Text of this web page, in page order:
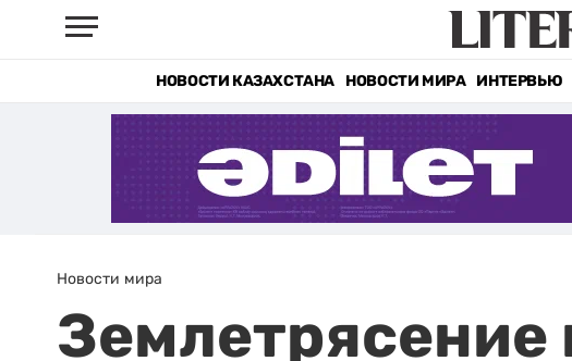
НОВОСТИ КАЗАХСТАНА НОВОСТИ МИРА ИНТЕРВЬЮ
Новости мира
Землетрясение